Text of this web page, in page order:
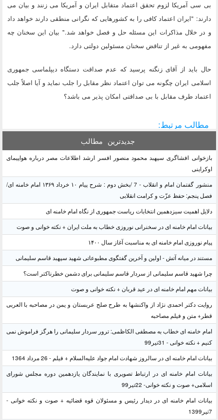
بی سی آمریکا لزوم تحقق اعتماد متقابل ایران و آمریکا می زنند و بیان می
دارند: "ایران اعتماد كافی را به كشورهایی كه نگرانی منطقی دارند خواهد داد
و در خلال مذاكرات این مسئله حل و فصل خواهد شد." بیان این سخنان چه
مفهومی به غیر از تناقض سخنان مسئولین دولتی دارد.
حال باید از آقای زنگنه پرسید که عدم صداقت دستگاه دیپلماسی جمهوری
اسلامی ایران چگونه می توان اعتماد نظر مقابل را جلب نماید و آیا اصلاً جلب
اعتماد طرف مقابل با بی صداقتی امکان پذیر می باشد؟
مطالب مرتبط:
جدیدترین مطالب
بازخوانی افشاگری سپهبد محمود منصور افسر ارشد اطلاعات مصر درباره هواپیمای
اوکراینی
منشور گفتمان امام و انقلاب - 7 /بخش دوم : شرح پیام ۱۰ خرداد ۱۳۶۹ امام خامنه ای/
فصل پنجم: حفظ عزّت و کرامت انقلابی
دلایل اهمیت سیزدهمین انتخابات ریاست جمهوری از نگاه امام خامنه ای
بیانات امام خامنه ای در سخنرانی نوروزی خطاب به ملت ایران + نکته خوانی و صوت
پیام نوروزی امام خامنه ای به مناسبت آغاز سال ۱۴۰۰
مستند در میانه آتش - اولین و آخرین گفتگوی مطبوعاتی شهید سپهبد قاسم سلیمانی
چرا شهید قاسم سلیمانی از سردار قاسم سلیمانی برای دشمن خطرناکتر است؟
بیانات مهم امام خامنه ای در عید قربان + نکته خوانی و صوت
روایت دکتر احمدی نژاد از واکنشها به طرح صلح عربستان و یمن در مصاحبه با العربی
قطر+ متن و فیلم مصاحبه
امام خامنه ای خطاب به مصطفی الکاظمی: ترور سردار سلیمانی را هرگز فراموش نمی
کنیم + نکته خوانی - 31تیر99
بیانات امام خامنه ای در سالروز شهادت امام جواد علیه‌السلام + فیلم - 26 مرداد 1364
بیانات امام خامنه ای در ارتباط تصویری با نمایندگان یازدهمین دوره مجلس شورای
اسلامی+ صوت و نکته خوانی- 22تیر99
بیانات امام خامنه ای در دیدار رئیس و مسئولان قوه قضائیه + صوت و نکته خوانی -
7تیر1399